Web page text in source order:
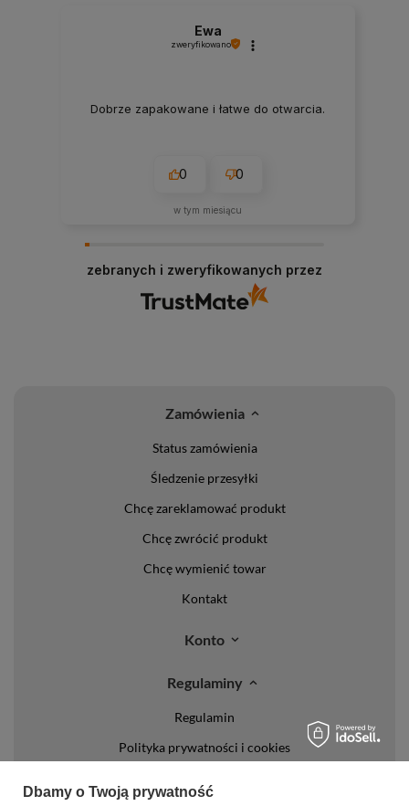
Ewa
zweryfikowano
Dobrze zapakowane i łatwe do otwarcia.
0 0
w tym miesiącu
zebranych i zweryfikowanych przez
Zamówienia
Status zamówienia
Śledzenie przesyłki
Chcę zareklamować produkt
Chcę zwrócić produkt
Chcę wymienić towar
Kontakt
Konto
Regulaminy
Regulamin
Polityka prywatności i cookies
Dbamy o Twoją prywatność